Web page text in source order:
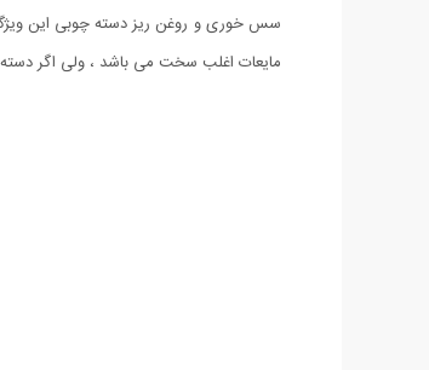
سس خوری و روغن ریز دسته چوبی این
مایعات اغلب سخت می باشد ، ولی اگر